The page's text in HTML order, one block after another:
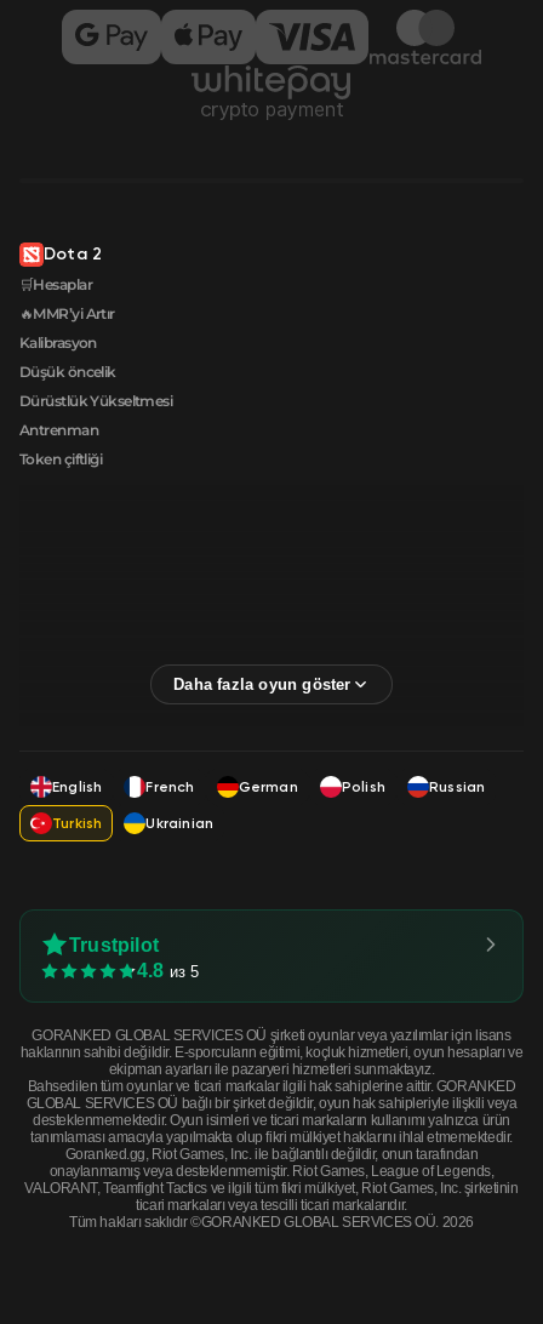
Dota 2
🛒Hesaplar
🔥MMR’yi Artır
Kalibrasyon
Düşük öncelik
Dürüstlük Yükseltmesi
Antrenman
Token çiftliği
English French German Polish
Russian
Turkish
Ukrainian
Trustpilot
4.8 из 5
GORANKED GLOBAL SERVICES OÜ şirketi oyunlar veya yazılımlar için lisans
haklarının sahibi değildir. E-sporcuların eğitimi, koçluk hizmetleri, oyun hesapları ve
ekipman ayarları ile pazaryeri hizmetleri sunmaktayız.
Bahsedilen tüm oyunlar ve ticari markalar ilgili hak sahiplerine aittir. GORANKED
GLOBAL SERVICES OÜ bağlı bir şirket değildir, oyun hak sahipleriyle ilişkili veya
desteklenmemektedir. Oyun isimleri ve ticari markaların kullanımı yalnızca ürün
tanımlaması amacıyla yapılmakta olup fikri mülkiyet haklarını ihlal etmemektedir.
Goranked.gg, Riot Games, Inc. ile bağlantılı değildir, onun tarafından
onaylanmamış veya desteklenmemiştir. Riot Games, League of Legends,
VALORANT, Teamfight Tactics ve ilgili tüm fikri mülkiyet, Riot Games, Inc. şirketinin
ticari markaları veya tescilli ticari markalarıdır.
Tüm hakları saklıdır ©GORANKED GLOBAL SERVICES OÜ. 2026